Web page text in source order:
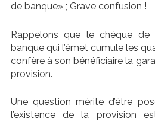
de banque» ; Grave confusion !
Rappelons que le chèque de
banque qui l’émet cumule les
confère à son bénéficiaire la
provision.
Une question mérite d’être
l’existence de la provision